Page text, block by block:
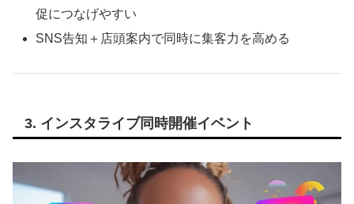
促につなげやすい
SNS告知＋店頭案内で同時に集客力を高める
3. インスタライブ同時開催イベント